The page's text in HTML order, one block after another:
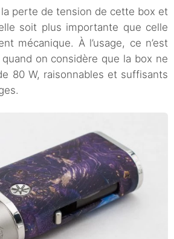
la perte de tension de cette box et
soit plus importante que celle
mécanique. À l’usage, ce n’est
on considère que la box ne
80 W, raisonnables et suffisants